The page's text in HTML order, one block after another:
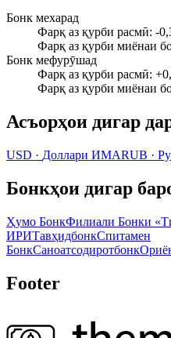
Бонк мехарад
Фарқ аз қурби расмӣ: -
Фарқ аз қурби миёнаи
Бонк мефурӯшад
Фарқ аз қурби расмӣ:
Фарқ аз қурби миёнаи
Асъорҳои дигар
USD · Доллари ИМАRUB ·
Бонкҳои дигар
Ҳумо БонкФилиали Бонки
ИРИТавҳидбонкСпитамен
БонкСаноатсодиротбонк
Footer